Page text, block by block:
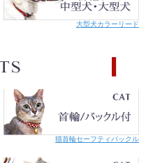
大型犬カラーリード
猫首輪セーフティバックル